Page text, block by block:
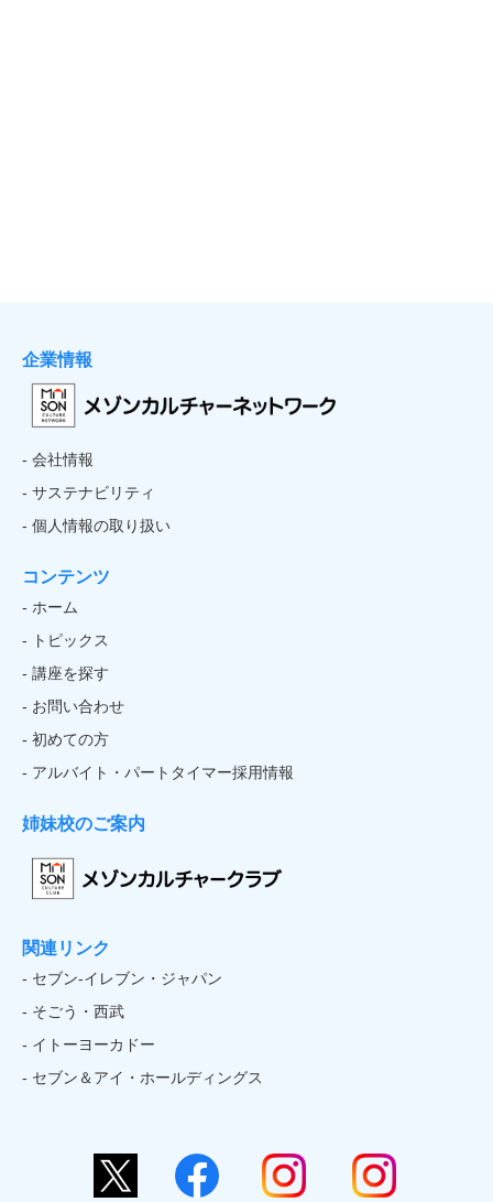
企業情報
- 会社情報
- サステナビリティ
- 個人情報の取り扱い
コンテンツ
- ホーム
- トピックス
- 講座を探す
- お問い合わせ
- 初めての方
- アルバイト・パートタイマー採用情報
姉妹校のご案内
関連リンク
- セブン‐イレブン・ジャパン
- そごう・西武
- イトーヨーカドー
- セブン＆アイ・ホールディングス